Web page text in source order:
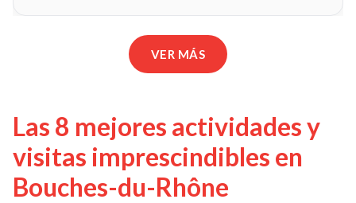
VER MÁS
Las 8 mejores actividades y
visitas imprescindibles en
Bouches-du-Rhône